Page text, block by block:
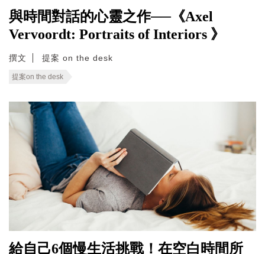
與時間對話的心靈之作──《Axel
Vervoordt: Portraits of Interiors 》
撰文 提案 on the desk
提案on the desk
給自己6個慢生活挑戰！在空白時間所